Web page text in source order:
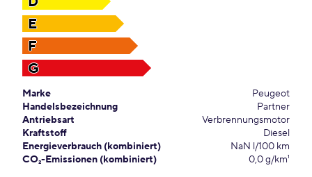
E
F
G
Marke
Peugeot
Handelsbezeichnung
Partner
Antriebsart
Verbrennungsmotor
Kraftstoff
Diesel
Energieverbrauch (kombiniert)
NaN l/100 km
CO₂-Emissionen (kombiniert)
0,0 g/km¹